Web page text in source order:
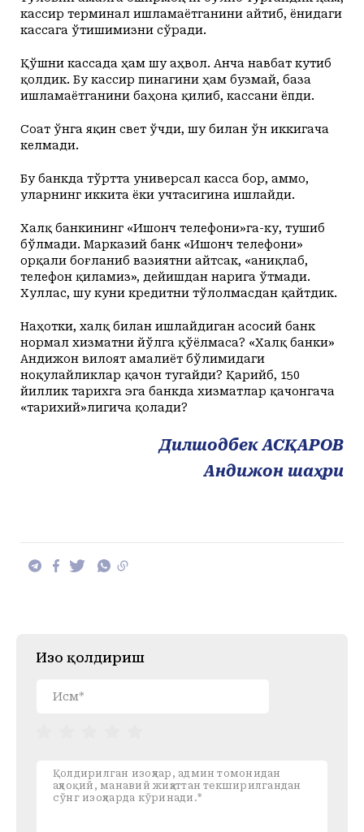
кассир терминал ишламаётганини айтиб, ёнидаги
кассага ўтишимизни сўради.
Қўшни кассада ҳам шу аҳвол. Анча навбат кутиб
қолдик. Бу кассир пинагини ҳам бузмай, база
ишламаётганини баҳона қилиб, кассани ёпди.
Соат ўнга яқин свет ўчди, шу билан ўн иккигача
келмади.
Бу банкда тўртта универсал касса бор, аммо,
уларнинг иккита ёки учтасигина ишлайди.
Халқ банкининг «Ишонч телефони»га-ку, тушиб
бўлмади. Марказий банк «Ишонч телефони»
орқали боғланиб вазиятни айтсак, «аниқлаб,
телефон қиламиз», дейишдан нарига ўтмади.
Хуллас, шу куни кредитни тўлолмасдан қайтдик.
Наҳотки, халқ билан ишлайдиган асосий банк
нормал хизматни йўлга қўёлмаса? «Халқ банки»
Андижон вилоят амалиёт бўлимидаги
ноқулайликлар қачон тугайди? Қарийб, 150
йиллик тарихга эга банкда хизматлар қачонгача
«тарихий»лигича қолади?
Дилшодбек АСҚАРОВ
Андижон шаҳри
Изоҳ қолдириш